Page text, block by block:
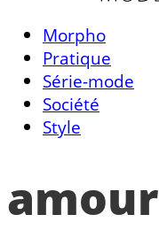
Morpho
Pratique
Série-mode
Société
Style
amour